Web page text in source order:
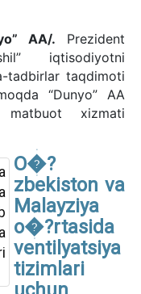
AA/. Prezident
iqtisodiyotni
tadbirlar taqdimoti
“Dunyo” AA
xizmati
O�?
zbekiston va
Malayziya
o�?rtasida
ventilyatsiya
tizimlari